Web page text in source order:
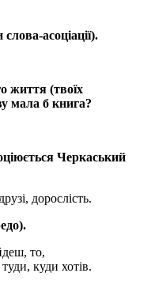
асоціації).
життя (твоїх
мала б книга?
Черкаський
дорослість.
то,
куди хотів.